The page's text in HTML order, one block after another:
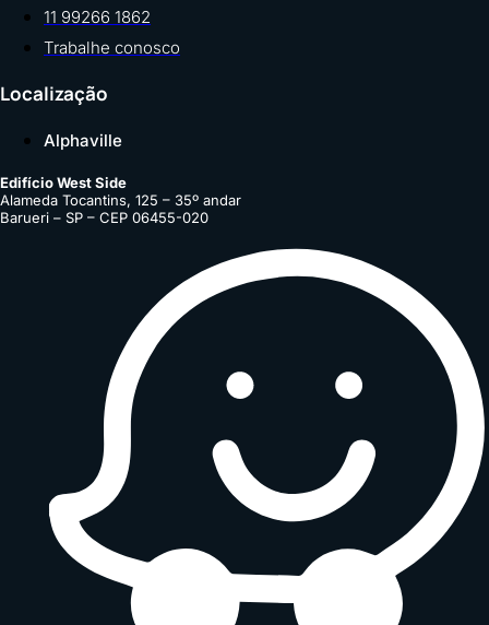
11 99266 1862
Trabalhe conosco
Localização
Alphaville
Edifício West Side
Alameda Tocantins, 125 – 35º andar
Barueri – SP – CEP 06455-020